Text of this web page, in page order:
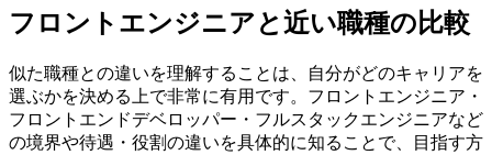
フロントエンジニアと近い職種の比較
似た職種との違いを理解することは、自分がどのキャリアを
選ぶかを決める上で非常に有用です。フロントエンジニア・
フロントエンドデベロッパー・フルスタックエンジニアなど
の境界や待遇・役割の違いを具体的に知ることで、目指す方